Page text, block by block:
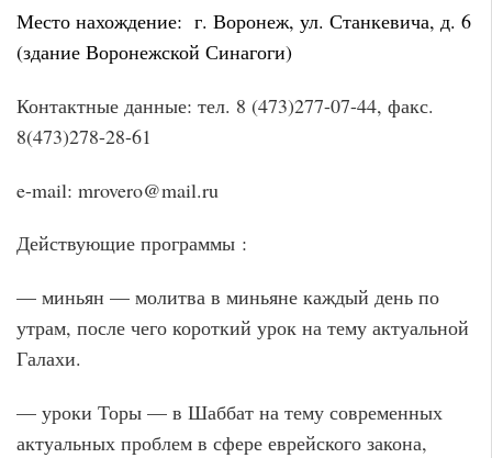
Место нахождение: г. Воронеж, ул. Станкевича, д. 6
(здание Воронежской Синагоги)
Контактные данные: тел. 8 (473)277-07-44, факс.
8(473)278-28-61
e-mail: mrovero@mail.ru
Действующие программы :
— миньян — молитва в миньяне каждый день по
утрам, после чего короткий урок на тему актуальной
Галахи.
— уроки Торы — в Шаббат на тему современных
актуальных проблем в сфере еврейского закона,